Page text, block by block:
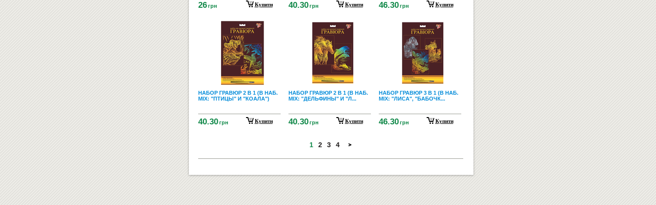
26 грн Купити 40.30 грн Купити 46.30 грн Купити
НАБОР ГРАВЮР 2 В 1 (В НАБ.
МIХ: "ПТИЦЫ" И "КОАЛА")
40.30 грн Купити
НАБОР ГРАВЮР 2 В 1 (В НАБ.
МIХ: "ДЕЛЬФИНЫ" И "Л...
40.30 грн Купити
НАБОР ГРАВЮР 3 В 1 (В НАБ.
МIХ: "ЛИСА", "БАБОЧК...
46.30 грн Купити
1 2 3 4